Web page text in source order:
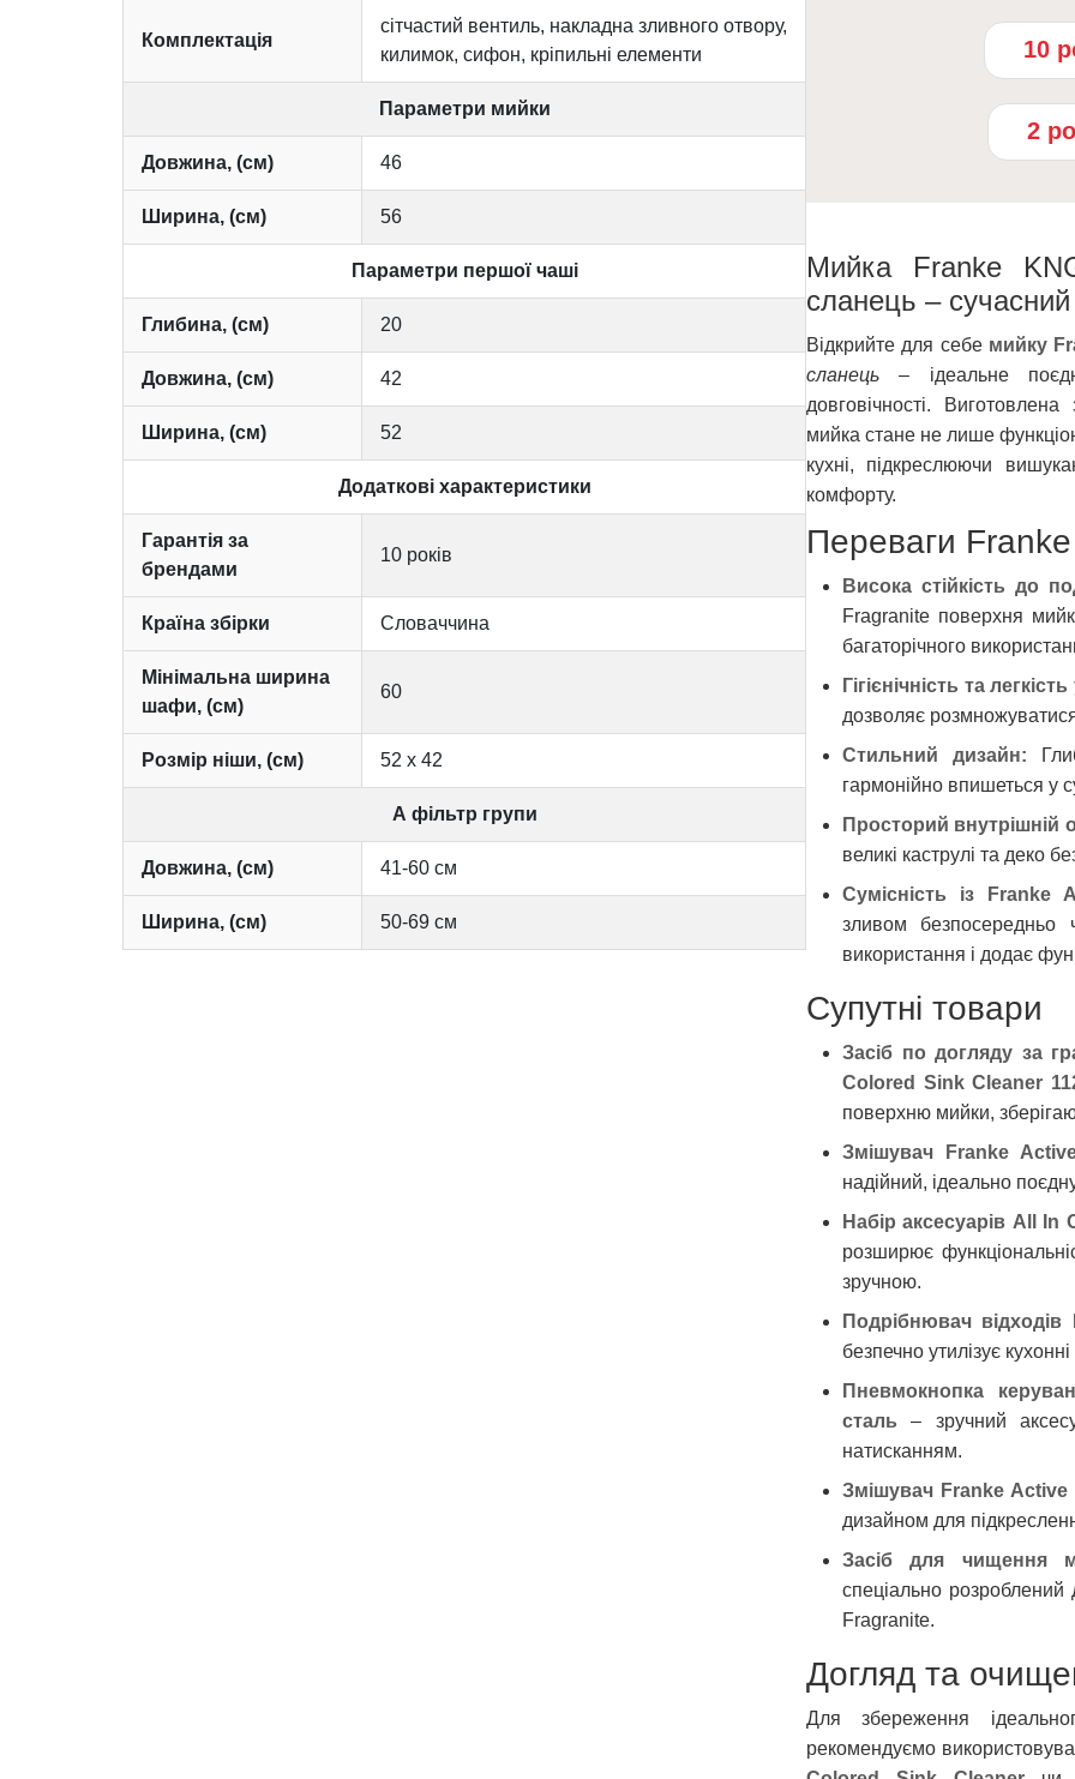
Комплектація
сітчастий вентиль, накладна зливного отвору,
килимок, сифон, кріпильні елементи
Параметри мийки
Довжина, (см) 46
Ширина, (см) 56
Параметри першої чаші
Глибина, (см) 20
Довжина, (см) 42
Ширина, (см) 52
Додаткові характеристики
Гарантія за
брендами
10 років
Країна збірки Словаччина
Мінімальна ширина
шафи, (см)
60
Розмір ніши, (см) 52 х 42
А фільтр групи
Довжина, (см) 41-60 см
Ширина, (см) 50-69 см
10
2
Мийка Franke
сланець – сучасний
Відкрийте для себе мийку
сланець – ідеальне
довговічності.
мийка стане не лише
кухні, підкреслюючи
комфорту.
Переваги
Висока стійкість до
Fragranite поверхня
багаторічного
Гігієнічність та
дозволяє
Стильний дизайн:
гармонійно впишеться у
Просторий внутрішній
великі каструлі та деко
Сумісність із Franke
зливом безпосередньо
використання і додає
Супутні товари
Засіб по догляду за
Colored Sink Cleaner
поверхню мийки,
Змішувач Franke
надійний, ідеально
Набір аксесуарів All
розширює
зручною.
Подрібнювач
безпечно утилізує
Пневмокнопка
сталь – зручний
натисканням.
Змішувач Franke Active
дизайном для
Засіб для чищення
спеціально розроблений
Fragranite.
Догляд та
Для збереження
рекомендуємо